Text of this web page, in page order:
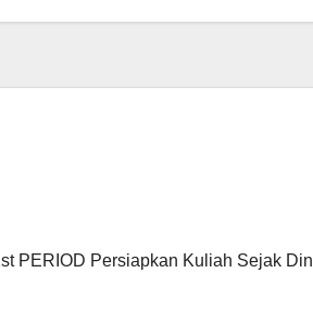
PERIOD Persiapkan Kuliah Sejak